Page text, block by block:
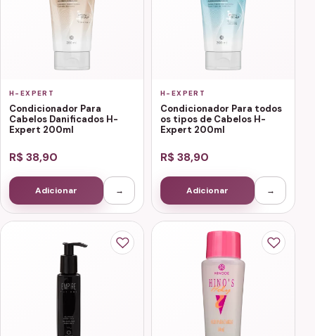
H-EXPERT
Condicionador Para
Cabelos Danificados H-
Expert 200ml
R$ 38,90
Adicionar →
H-EXPERT
Condicionador Para todos
os tipos de Cabelos H-
Expert 200ml
R$ 38,90
Adicionar →